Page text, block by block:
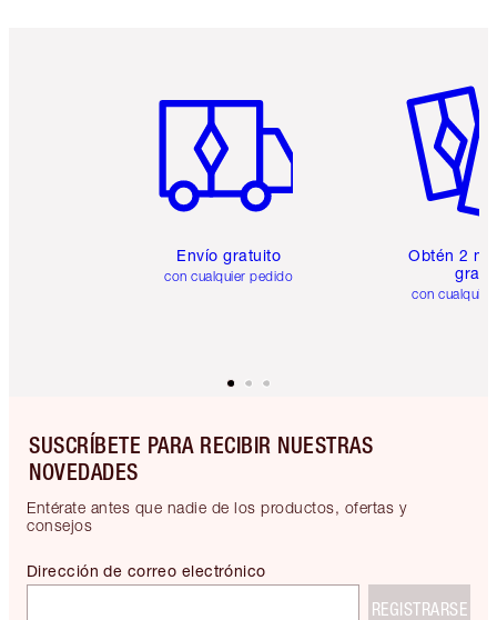
Envío gratuito
con cualquier pedido
Obtén 2
gratis
con
SUSCRÍBETE PARA RECIBIR NUESTRAS
NOVEDADES
Entérate antes que nadie de los productos, ofertas y
consejos
Dirección de correo electrónico
REGISTRARSE